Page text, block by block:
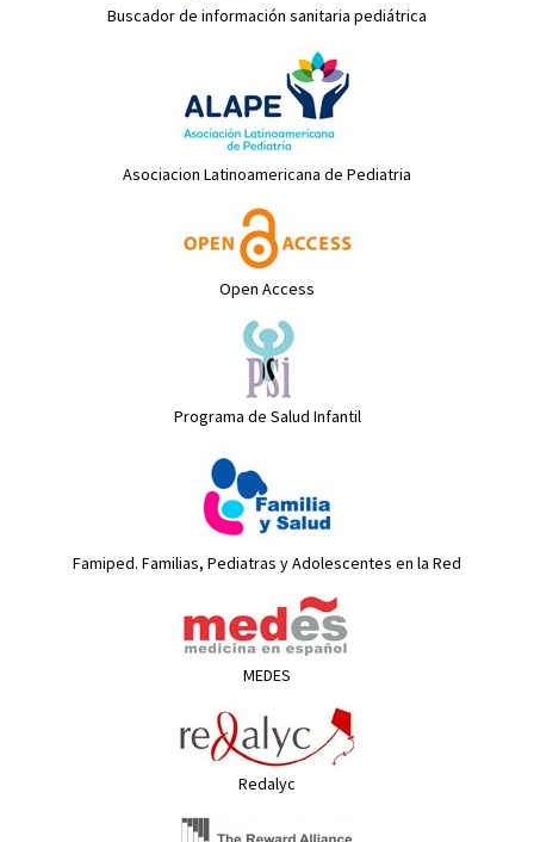
Buscador de información sanitaria pediátrica
Asociacion Latinoamericana de Pediatria
Open Access
Programa de Salud Infantil
Famiped. Familias, Pediatras y Adolescentes en la Red
MEDES
Redalyc